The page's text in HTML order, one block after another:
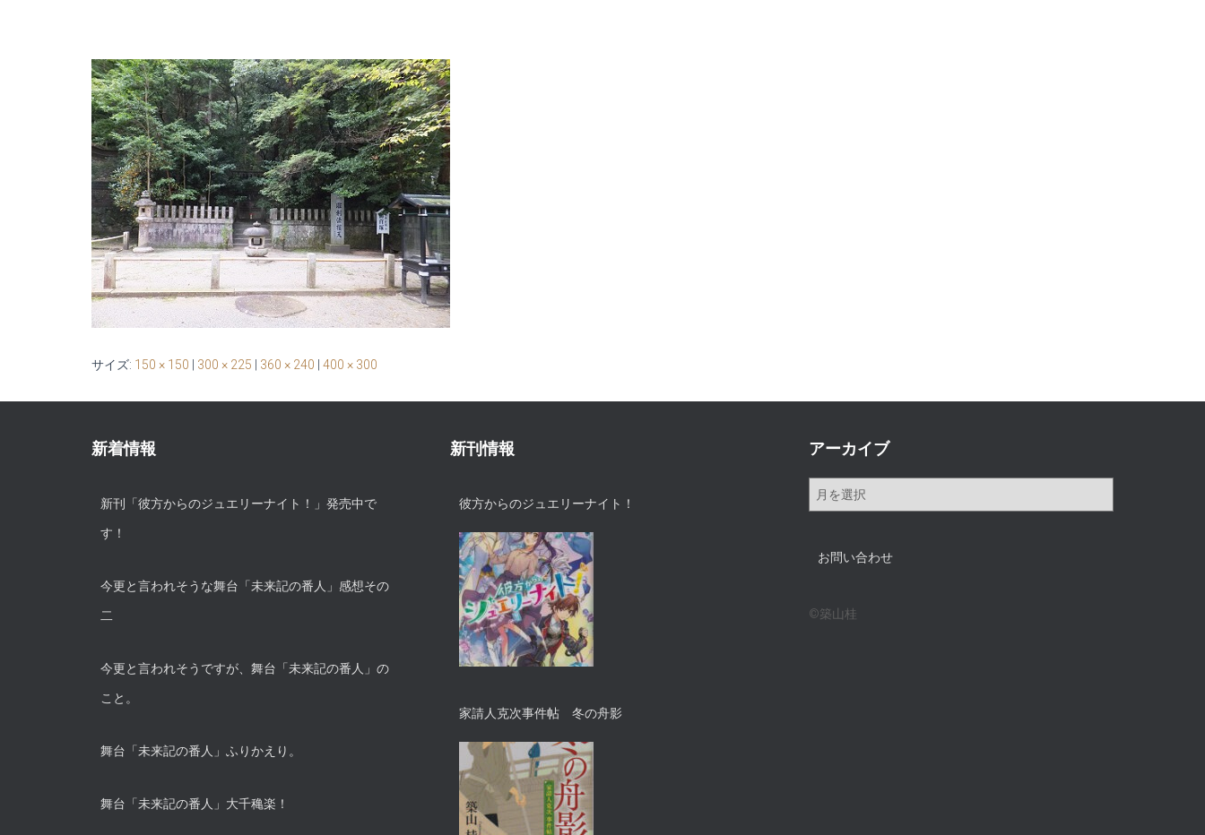
サイズ: 150 × 150 300 × 225 360 × 240 400 × 300
新着情報
新刊「彼方からのジュエリーナイト！」発売中で
す！
今更と言われそうな舞台「未来記の番人」感想その
二
今更と言われそうですが、舞台「未来記の番人」の
こと。
舞台「未来記の番人」ふりかえり。
舞台「未来記の番人」大千穐楽！
新刊情報
彼方からのジュエリーナイト！
家請人克次事件帖 冬の舟影
アーカイブ
ア
ブ
お問い合わせ
©築山桂